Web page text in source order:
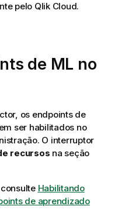
pelo Qlik Cloud.
de ML no
os endpoints de
ser habilitados no
. O interruptor
recursos na seção
Habilitando
de aprendizado